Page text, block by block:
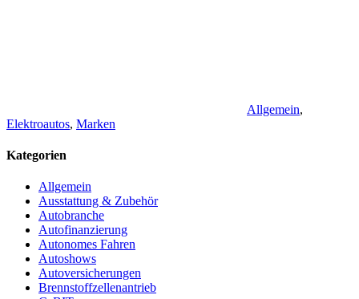
Allgemein,
Elektroautos, Marken
Kategorien
Allgemein
Ausstattung & Zubehör
Autobranche
Autofinanzierung
Autonomes Fahren
Autoshows
Autoversicherungen
Brennstoffzellenantrieb